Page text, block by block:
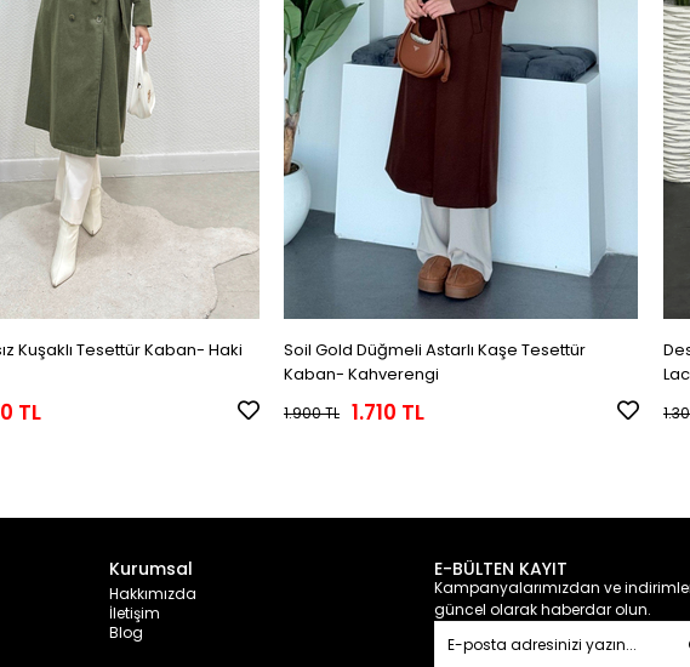
Kuşaklı Tesettür Kaban- Haki
TL
Soil Gold Düğmeli Astarlı Kaşe Tesettür
Kaban- Kahverengi
1.710 TL
1.900 TL
Kurumsal
Hakkımızda
İletişim
Blog
E-BÜLTEN KAYIT
Kampanyalarımızdan ve
güncel olarak haberdar olun.